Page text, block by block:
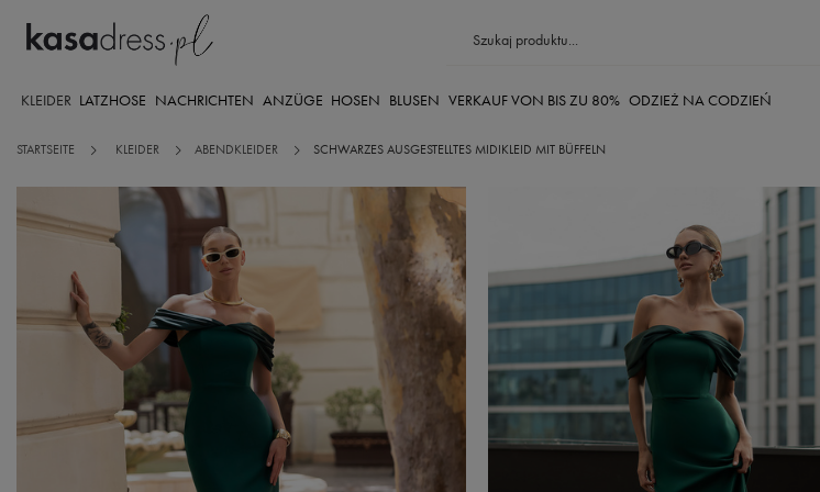
KLEIDER LATZHOSE NACHRICHTEN ANZÜGE HOSEN BLUSEN VERKAUF VON BIS ZU 80% ODZIEŻ NA CODZIEŃ
STARTSEITE KLEIDER ABENDKLEIDER SCHWARZES AUSGESTELLTES MIDIKLEID MIT BÜFFELN